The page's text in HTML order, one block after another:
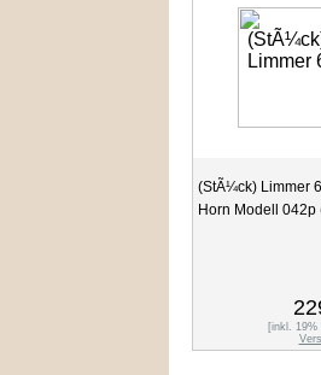
(StÃ¼ck) Limmer
Horn Modell 042p
[inkl. 19%